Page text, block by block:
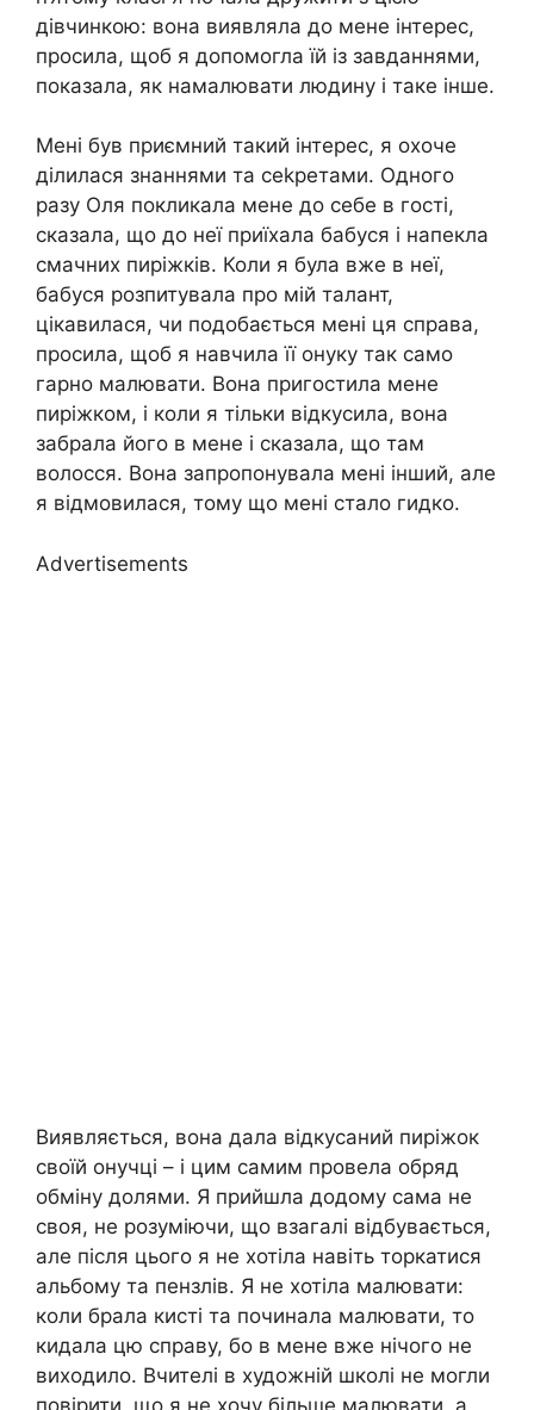
дівчинкою: вона виявляла до мене інтерес,
просила, щоб я допомогла їй із завданнями,
показала, як намалювати людину і таке інше.
Мені був приємний такий інтерес, я охоче
ділилася знаннями та сеkретами. Одного
разу Оля покликала мене до себе в гості,
сказала, що до неї приїхала бабуся і напекла
смачних пиріжків. Коли я була вже в неї,
бабуся розпитувала про мій талант,
цікавилася, чи подобається мені ця справа,
просила, щоб я навчила її онуку так само
гарно малювати. Вона пригостила мене
пиріжком, і коли я тільки відкусила, вона
забрала його в мене і сказала, що там
волосся. Вона запропонувала мені інший, але
я відмовилася, тому що мені стало гидко.
Advertisements
Виявляється, вона дала відкусаний пиріжок
своїй онучці – і цим самим провела обряд
обміну долями. Я прийшла додому сама не
своя, не розуміючи, що взагалі відбувається,
але після цього я не хотіла навіть торкатися
альбому та пензлів. Я не хотіла малювати:
коли брала кисті та починала малювати, то
кидала цю справу, бо в мене вже нічого не
виходило. Вчителі в художній школі не могли
повірити, що я не хочу більше малювати, а